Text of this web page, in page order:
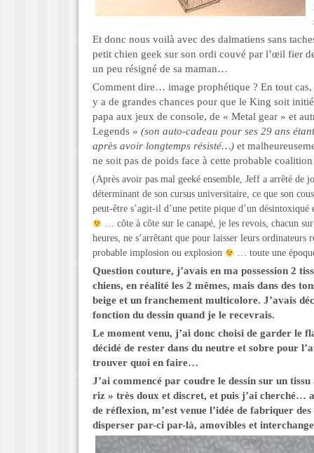
Et donc nous voilà avec des dalmatiens sans
petit chien geek sur son ordi couvé par l’œil fier
un peu résigné de sa maman…
Comment dire… image prophétique ? En tout
y a de grandes chances pour que le King soit
papa aux jeux de console, de « Metal gear » et
Legends » (son auto-cadeau pour ses 29 ans
après avoir longtemps résisté…) et
ne soit pas de poids face à cette probable
(Après avoir pas mal geeké ensemble, Jeff a arrêté de
déterminant de son cursus universitaire, ce que son
peut-être s’agit-il d’une petite pique d’un
… côte à côte sur le canapé, je les revois, chacun sur
heures, ne s’arrêtant que pour laisser leurs ordinateurs
probable implosion ou explosion
… toute une
Question couture, j’avais en ma possession 2
chiens, en réalité les 2 mêmes, mais dans des
beige et un franchement multicolore. J’avais
fonction du dessin quand je le recevrais.
Le moment venu, j’ai donc choisi de garder le
décidé de rester dans du neutre et sobre pour
trouver quoi en faire…
J’ai commencé par coudre le dessin sur un
riz » très doux et discret, et puis j’ai cherché…
de réflexion, m’est venue l’idée de fabriquer
disperser par-ci par-là, amovibles et